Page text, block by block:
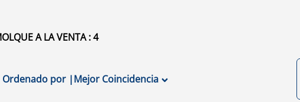
A LA VENTA : 4
Ordenado por |Mejor Coincidencia